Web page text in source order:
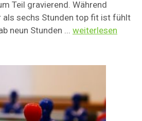
Teil gravierend. Während
als sechs Stunden top fit ist fühlt
neun Stunden ... weiterlesen